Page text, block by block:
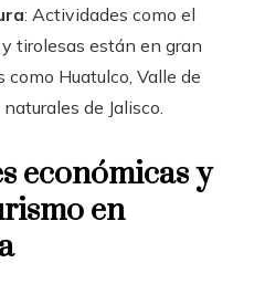
: Actividades como el
tirolesas están en gran
como Huatulco, Valle de
de Jalisco.
económicas y
en